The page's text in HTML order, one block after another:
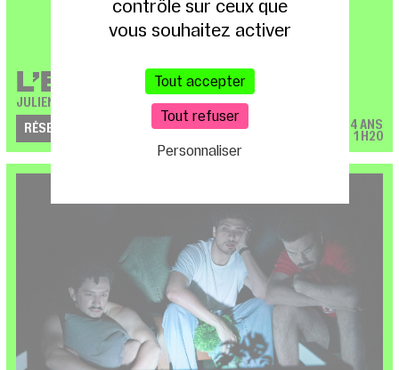
L’Enclos
JULIEN GALLIX, LÉA CONSTANCE PIETTE
RÉSERVEZ
À PARTIR DE 14 ANS
1H20
contrôle sur ceux que
vous souhaitez activer
Tout accepter
Tout refuser
Personnaliser